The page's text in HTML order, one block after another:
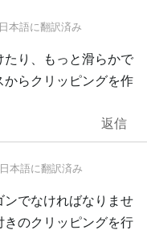
日本語に翻訳済み
たり、もっと滑らかで
らクリッピングを作
返信
日本語に翻訳済み
でなければなりませ
きのクリッピングを行